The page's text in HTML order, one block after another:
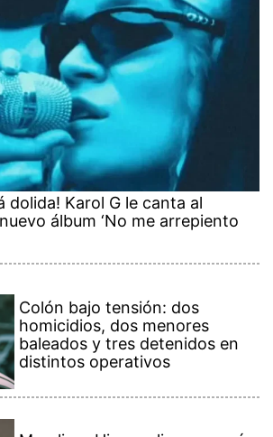
dolida! Karol G le canta al
álbum ‘No me arrepiento
Colón bajo tensión: dos
homicidios, dos menores
baleados y tres detenidos en
distintos operativos